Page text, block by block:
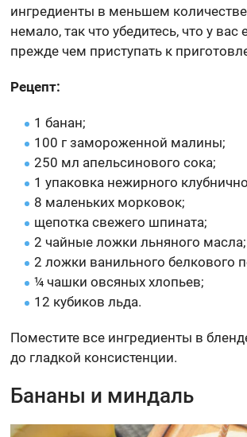
ингредиенты в меньшем
немало, так что убедитесь, что у вас
прежде чем приступать к
Рецепт:
1 банан;
100 г замороженной малины;
250 мл апельсинового сока;
1 упаковка нежирного
8 маленьких морковок;
щепотка свежего шпината;
2 чайные ложки льняного масла;
2 ложки ванильного белкового
¼ чашки овсяных хлопьев;
12 кубиков льда.
Поместите все ингредиенты в
до гладкой консистенции.
Бананы и миндаль